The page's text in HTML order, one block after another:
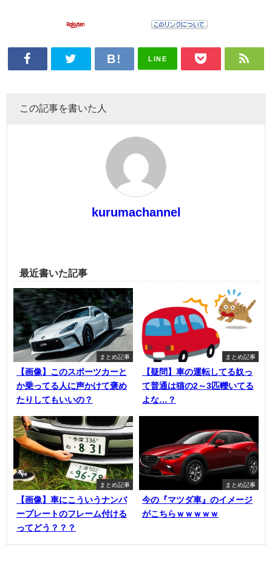
LINE
この記事を書いた人
kurumachannel
最近書いた記事
まとめ記事
【画像】このスポーツカーと
か乗ってる人に声かけて褒め
たりしてもいいの？
まとめ記事
【疑問】車の運転してる奴っ
て普通は猫の2～3匹轢いてる
よな…？
まとめ記事
【画像】車にこういうナンバ
ープレートのフレーム付ける
ってどう？？？
まとめ記事
今の『マツダ車』のイメージ
がこちらｗｗｗｗｗ